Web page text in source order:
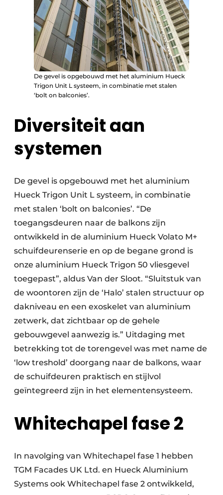
De gevel is opgebouwd met het aluminium Hueck
Trigon Unit L systeem, in combinatie met stalen
‘bolt on balconies’.
Diversiteit aan
systemen
De gevel is opgebouwd met het aluminium
Hueck Trigon Unit L systeem, in combinatie
met stalen ‘bolt on balconies’. “De
toegangsdeuren naar de balkons zijn
ontwikkeld in de aluminium Hueck Volato M+
schuifdeurenserie en op de begane grond is
onze aluminium Hueck Trigon 50 vliesgevel
toegepast”, aldus Van der Sloot. “Sluitstuk van
de woontoren zijn de ‘Halo’ stalen structuur op
dakniveau en een exoskelet van aluminium
zetwerk, dat zichtbaar op de gehele
gebouwgevel aanwezig is.” Uitdaging met
betrekking tot de torengevel was met name de
‘low treshold’ doorgang naar de balkons, waar
de schuifdeuren praktisch en stijlvol
geïntegreerd zijn in het elementensysteem.
Whitechapel fase 2
In navolging van Whitechapel fase 1 hebben
TGM Facades UK Ltd. en Hueck Aluminium
Systems ook Whitechapel fase 2 ontwikkeld,